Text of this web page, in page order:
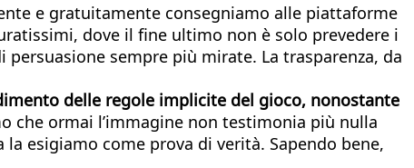
e gratuitamente consegniamo alle piattaforme
dove il fine ultimo non è solo prevedere i
sempre più mirate. La trasparenza, da
delle regole implicite del gioco, nonostante
che ormai l’immagine non testimonia più nulla
esigiamo come prova di verità. Sapendo bene,